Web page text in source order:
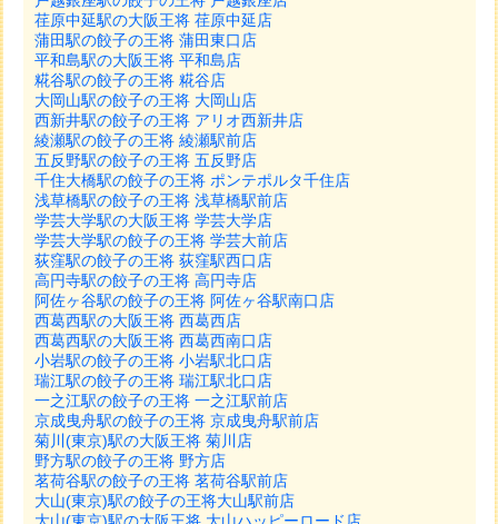
荏原中延駅の大阪王将 荏原中延店
蒲田駅の餃子の王将 蒲田東口店
平和島駅の大阪王将 平和島店
糀谷駅の餃子の王将 糀谷店
大岡山駅の餃子の王将 大岡山店
西新井駅の餃子の王将 アリオ西新井店
綾瀬駅の餃子の王将 綾瀬駅前店
五反野駅の餃子の王将 五反野店
千住大橋駅の餃子の王将 ポンテポルタ千住店
浅草橋駅の餃子の王将 浅草橋駅前店
学芸大学駅の大阪王将 学芸大学店
学芸大学駅の餃子の王将 学芸大前店
荻窪駅の餃子の王将 荻窪駅西口店
高円寺駅の餃子の王将 高円寺店
阿佐ヶ谷駅の餃子の王将 阿佐ヶ谷駅南口店
西葛西駅の大阪王将 西葛西店
西葛西駅の大阪王将 西葛西南口店
小岩駅の餃子の王将 小岩駅北口店
瑞江駅の餃子の王将 瑞江駅北口店
一之江駅の餃子の王将 一之江駅前店
京成曳舟駅の餃子の王将 京成曳舟駅前店
菊川(東京)駅の大阪王将 菊川店
野方駅の餃子の王将 野方店
茗荷谷駅の餃子の王将 茗荷谷駅前店
大山(東京)駅の餃子の王将大山駅前店